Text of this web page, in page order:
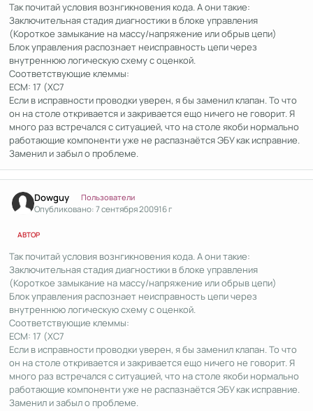
Так почитай условия вознгикновения кода. А они такие:
Заключительная стадия диагностики в блоке управления
(Короткое замыкание на массу/напряжение или обрыв цепи)
Блок управления распознает неисправность цепи через
внутреннюю логическую схему с оценкой.
Соответствующие клеммы:
ECM: 17 (XC7
Если в исправности проводки уверен, я бы заменил клапан. То что
он на столе откривается и закривается ещо ничего не говорит. Я
много раз встречался с ситуацией, что на столе якоби нормально
работающие компоненти уже не распазнаётся ЭБУ как исправние.
Заменил и забыл о проблеме.
Dowguy Пользователи
Опубликовано:7 сентября 200916 г
АВТОР
Так почитай условия вознгикновения кода. А они такие:
Заключительная стадия диагностики в блоке управления
(Короткое замыкание на массу/напряжение или обрыв цепи)
Блок управления распознает неисправность цепи через
внутреннюю логическую схему с оценкой.
Соответствующие клеммы:
ECM: 17 (XC7
Если в исправности проводки уверен, я бы заменил клапан. То что
он на столе откривается и закривается ещо ничего не говорит. Я
много раз встречался с ситуацией, что на столе якоби нормально
работающие компоненти уже не распазнаётся ЭБУ как исправние.
Заменил и забыл о проблеме.